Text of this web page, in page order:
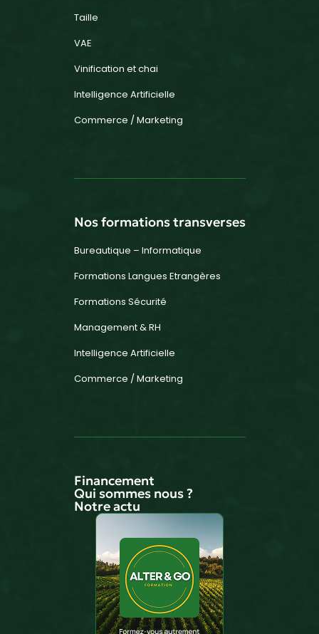
Taille
VAE
Vinification et chai
Intelligence Artificielle
Commerce / Marketing
Nos formations transverses
Bureautique – Informatique
Formations Langues Etrangères
Formations Sécurité
Management & RH
Intelligence Artificielle
Commerce / Marketing
Financement
Qui sommes nous ?
Notre actu